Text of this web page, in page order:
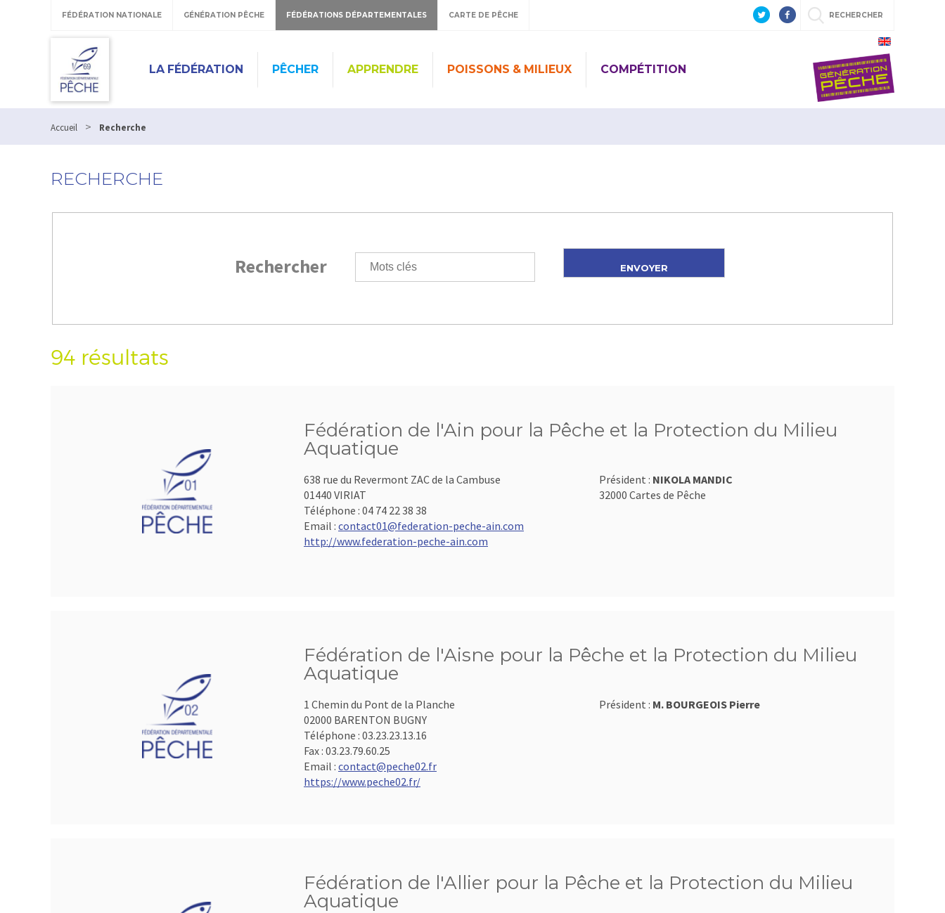
FÉDÉRATION NATIONALE GÉNÉRATION PÊCHE FÉDÉRATIONS DÉPARTEMENTALES CARTE DE PÊCHE RECHERCHER
LA FÉDÉRATION PÊCHER APPRENDRE POISSONS & MILIEUX COMPÉTITION
Accueil > Recherche
RECHERCHE
Rechercher
94 résultats
Fédération de l'Ain pour la Pêche et la Protection du Milieu
Aquatique
638 rue du Revermont ZAC de la Cambuse
01440 VIRIAT
Téléphone : 04 74 22 38 38
Email : contact01@federation-peche-ain.com
http://www.federation-peche-ain.com
Président : NIKOLA MANDIC
32000 Cartes de Pêche
Fédération de l'Aisne pour la Pêche et la Protection du Milieu
Aquatique
1 Chemin du Pont de la Planche
02000 BARENTON BUGNY
Téléphone : 03.23.23.13.16
Fax : 03.23.79.60.25
Email : contact@peche02.fr
https://www.peche02.fr/
Président : M. BOURGEOIS Pierre
Fédération de l'Allier pour la Pêche et la Protection du Milieu
Aquatique